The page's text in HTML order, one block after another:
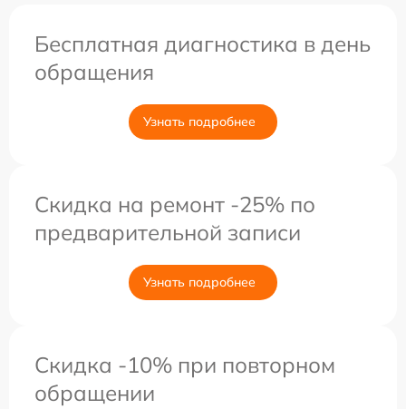
Бесплатная диагностика в день
обращения
Узнать подробнее
Скидка на ремонт -25% по
предварительной записи
Узнать подробнее
Скидка -10% при повторном
обращении